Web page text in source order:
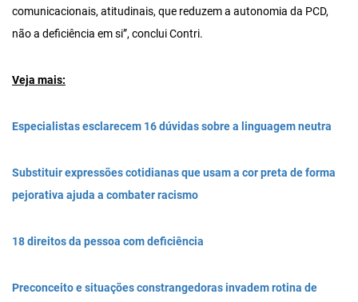
comunicacionais, atitudinais, que reduzem a autonomia da PCD,
não a deficiência em si”, conclui Contri.
Veja mais:
Especialistas esclarecem 16 dúvidas sobre a linguagem neutra
Substituir expressões cotidianas que usam a cor preta de forma
pejorativa ajuda a combater racismo
18 direitos da pessoa com deficiência
Preconceito e situações constrangedoras invadem rotina de